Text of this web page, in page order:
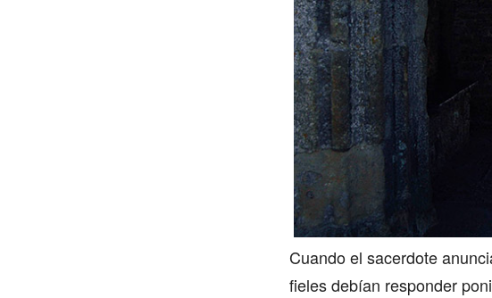
Cuando el sacerdote
fieles debían responder